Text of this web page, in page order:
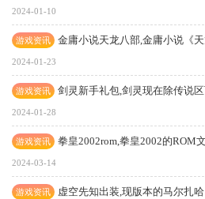
2024-01-10
游戏资讯
2024-01-23
游戏资讯 剑灵新手礼包,剑灵现在除传说
2024-01-28
游戏资讯 拳皇2002rom,拳皇2002的ROM
2024-03-14
游戏资讯